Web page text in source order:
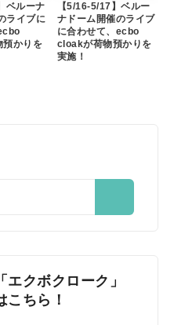
ベルーナ
ライブに
かりを
【5/16-5/17】ベルー
ナドーム開催のライブ
に合わせて、ecbo
cloakが荷物預かりを
実施！
クボクローク」
こちら！